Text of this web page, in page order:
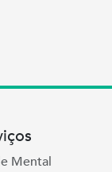
Mental